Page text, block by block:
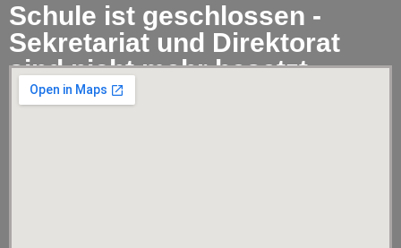
Schule ist geschlossen -
Sekretariat und Direktorat
sind nicht mehr besetzt.